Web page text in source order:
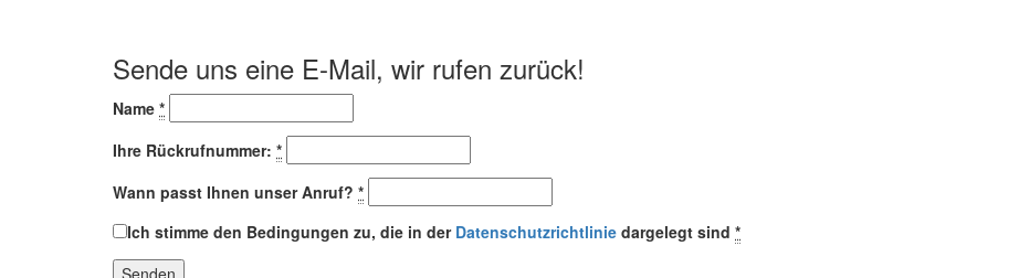
Sende uns eine E-Mail, wir rufen zurück!
Name *
Ihre Rückrufnummer: *
Wann passt Ihnen unser Anruf? *
Ich stimme den Bedingungen zu, die in der Datenschutzrichtlinie dargelegt sind *